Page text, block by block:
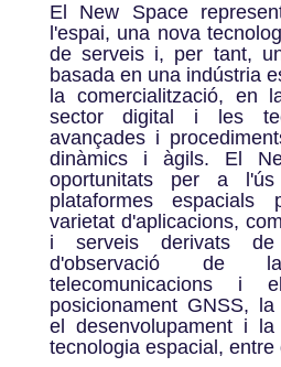
El New Space
l'espai, una nova
de serveis i, per tant,
basada en una indústria
la comercialització, en
sector digital i les
avançades i
dinàmics i àgils. El
oportunitats per a
plataformes
varietat d'aplicacions,
i serveis derivats de
d'observació de
telecomunicacions i
posicionament GNSS,
el desenvolupament i
tecnologia espacial, entre